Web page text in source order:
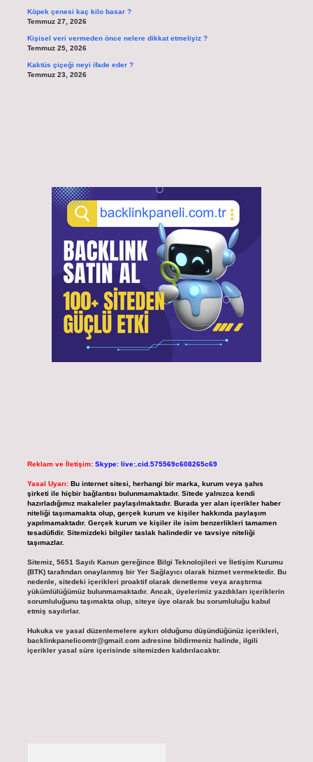
Köpek çenesi kaç kilo basar ?
Temmuz 27, 2026
Kişisel veri vermeden önce nelere dikkat etmeliyiz ?
Temmuz 25, 2026
Kaktüs çiçeği neyi ifade eder ?
Temmuz 23, 2026
Reklam ve İletişim: Skype: live:.cid.575569c608265c69
Yasal Uyarı: Bu internet sitesi, herhangi bir marka, kurum veya şahıs
şirketi ile hiçbir bağlantısı bulunmamaktadır. Sitede yalnızca kendi
hazırladığımız makaleler paylaşılmaktadır. Burada yer alan içerikler haber
niteliği taşımamakta olup, gerçek kurum ve kişiler hakkında paylaşım
yapılmamaktadır. Gerçek kurum ve kişiler ile isim benzerlikleri tamamen
tesadüfidir. Sitemizdeki bilgiler taslak halindedir ve tavsiye niteliği
taşımazlar.
Sitemiz, 5651 Sayılı Kanun gereğince Bilgi Teknolojileri ve İletişim Kurumu
(BTK) tarafından onaylanmış bir Yer Sağlayıcı olarak hizmet vermektedir. Bu
nedenle, sitedeki içerikleri proaktif olarak denetleme veya araştırma
yükümlülüğümüz bulunmamaktadır. Ancak, üyelerimiz yazdıkları içeriklerin
sorumluluğunu taşımakta olup, siteye üye olarak bu sorumluluğu kabul
etmiş sayılırlar.
Hukuka ve yasal düzenlemelere aykırı olduğunu düşündüğünüz içerikleri,
backlinkpanelicomtr@gmail.comadresine bildirmeniz halinde, ilgili
içerikler yasal süre içerisinde sitemizden kaldırılacaktır.